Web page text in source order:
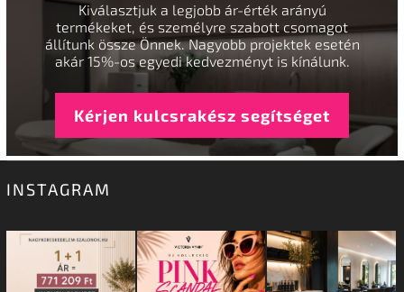
Kiválasztjuk a legjobb ár-érték arányú
termékeket, és személyre szabott csomagot
állítunk össze Önnek. Nagyobb projektek esetén
akár 15%-os egyedi kedvezményt is kínálunk.
Kérjen kulcsrakész segítséget
INSTAGRAM